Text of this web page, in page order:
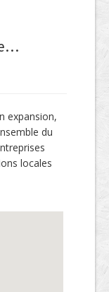
expansion,
du
locales